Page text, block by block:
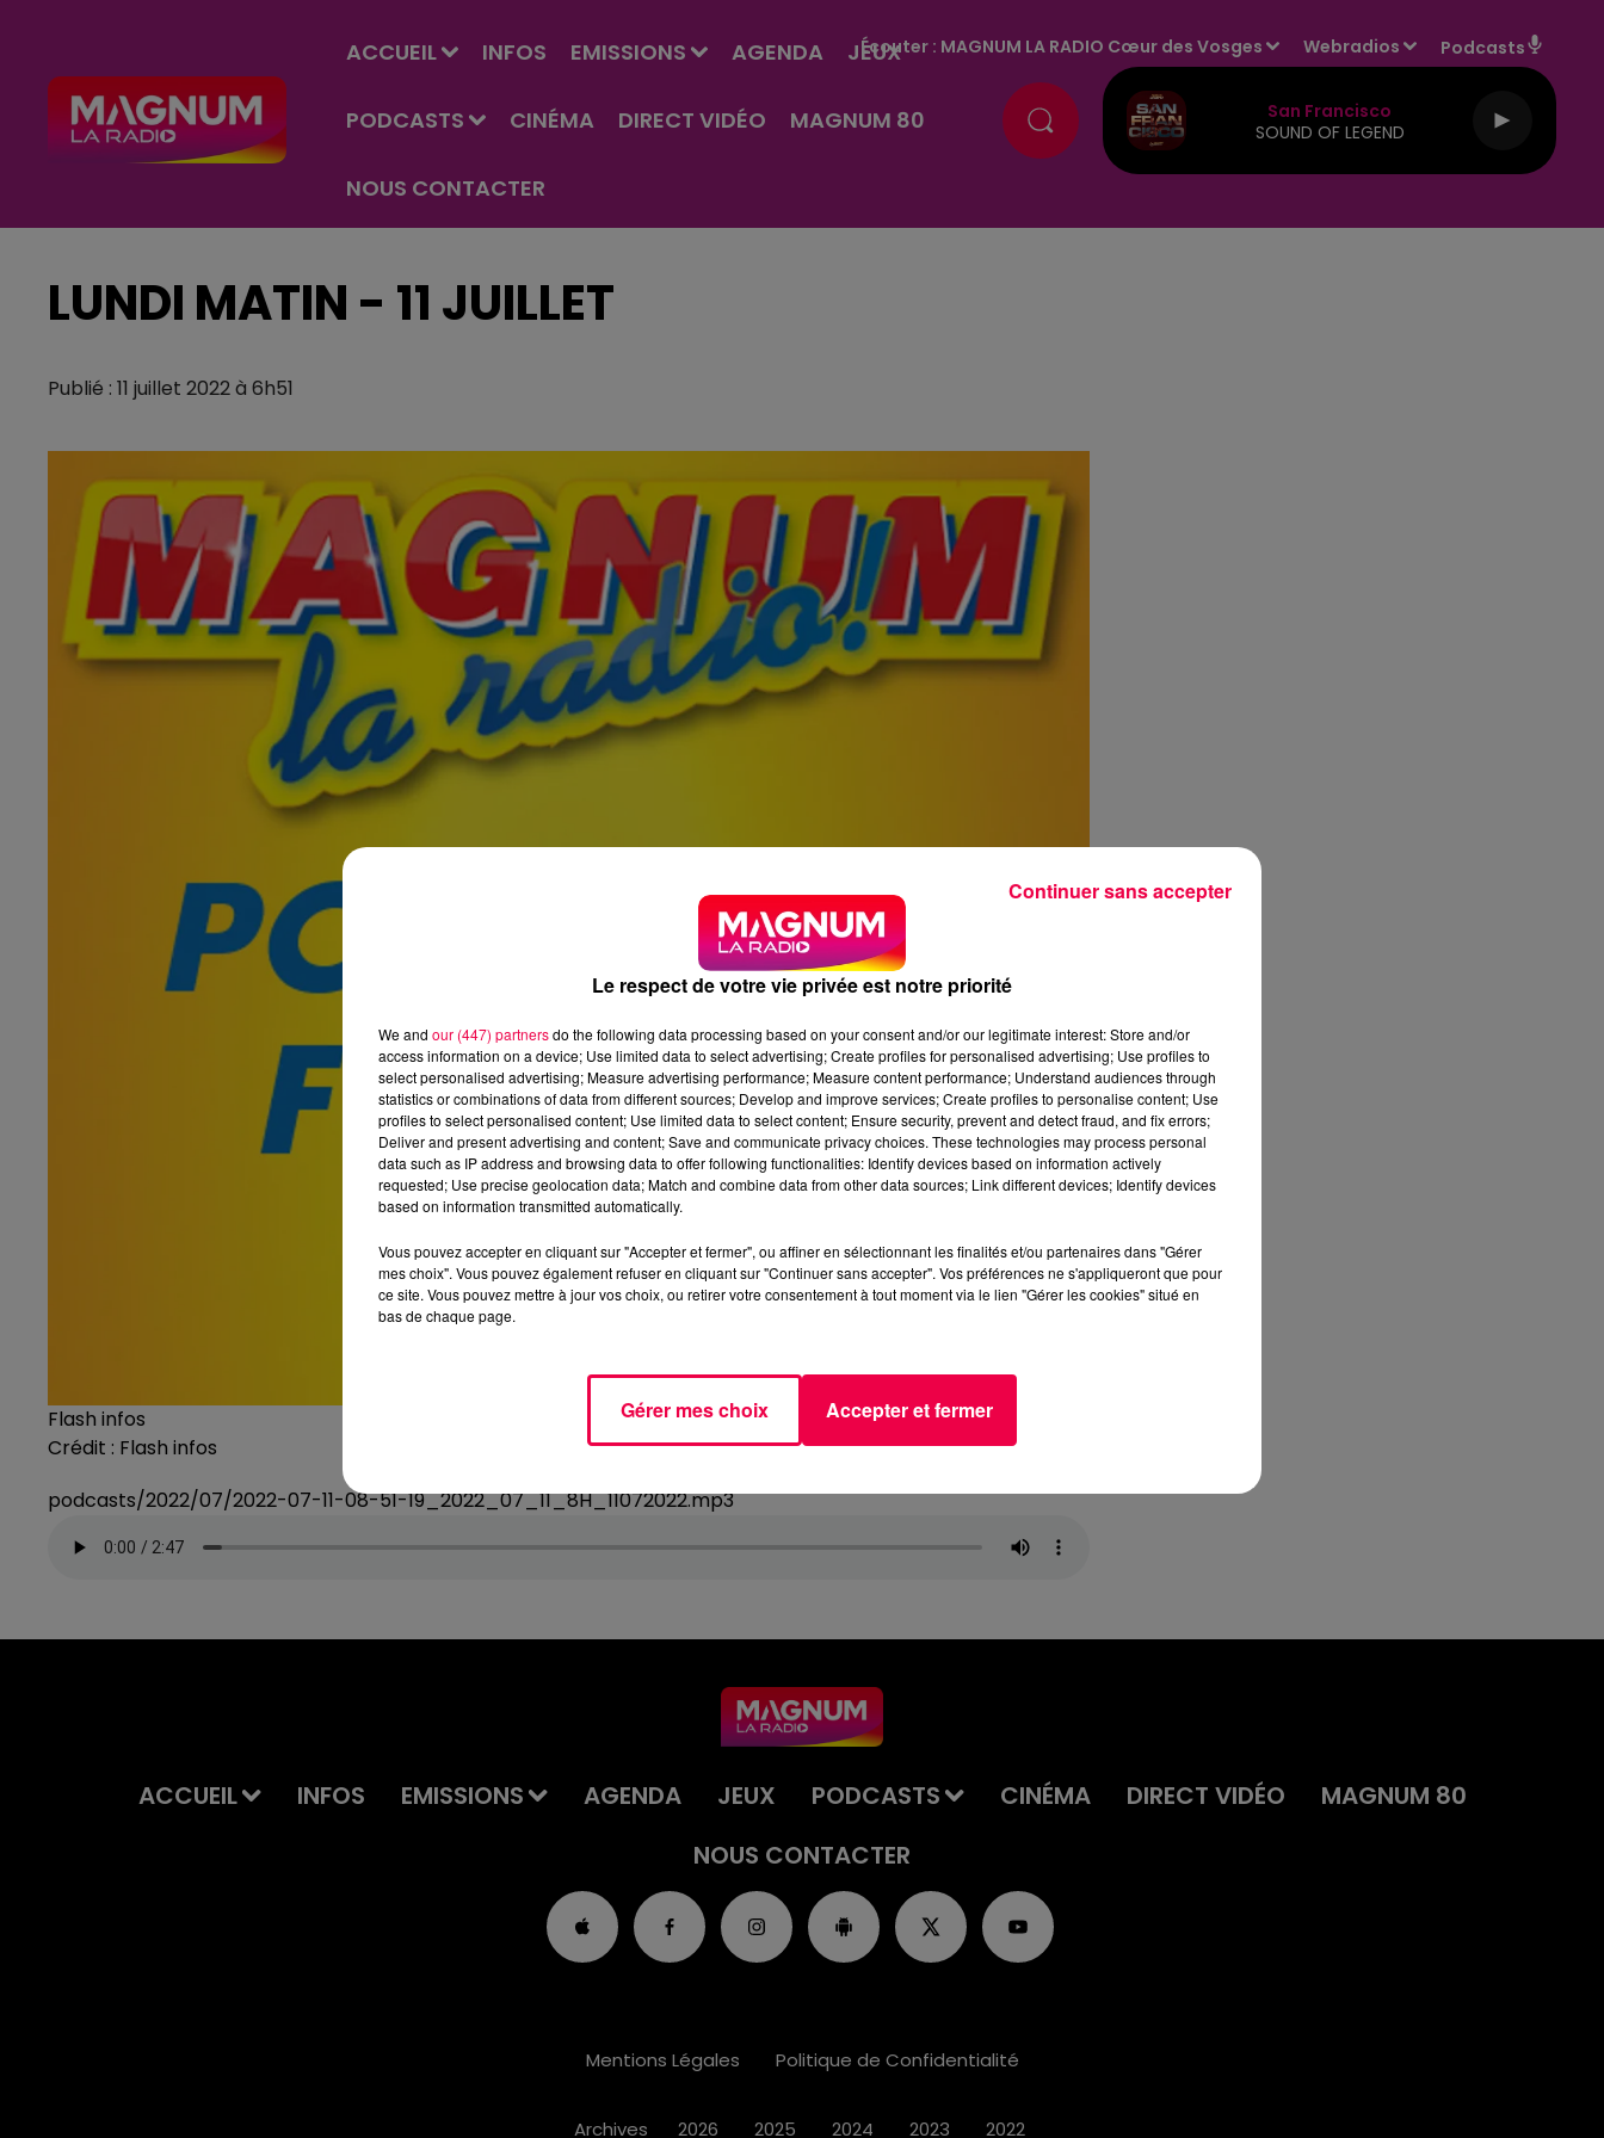
ACCUEIL INFOS EMISSIONS AGENDA JEUX
PODCASTS CINÉMA DIRECT VIDÉO MAGNUM 80
NOUS CONTACTER
Écouter : MAGNUM LA RADIO Cœur des Vosges Webradios Podcasts
San Francisco
SOUND OF LEGEND
LUNDI MATIN - 11 JUILLET
Publié : 11 juillet 2022 à 6h51
Flash infos
Crédit : Flash infos
podcasts/2022/07/2022-07-11-08-51-19_2022_07_11_8H_11072022.mp3
ACCUEIL INFOS EMISSIONS AGENDA JEUX PODCASTS CINÉMA DIRECT VIDÉO
MAGNUM 80
NOUS CONTACTER
Mentions Légales Politique de Confidentialité
Archives 2026 2025 2024 2023 2022
Le respect de votre vie privée est notre priorité
We and our (447) partnersdo the following data processing based on your consent and/or our legitimate interest: Store and/or
access information on a device; Use limited data to select advertising; Create profiles for personalised advertising; Use profiles to
select personalised advertising; Measure advertising performance; Measure content performance; Understand audiences through
statistics or combinations of data from different sources; Develop and improve services; Create profiles to personalise content; Use
profiles to select personalised content; Use limited data to select content; Ensure security, prevent and detect fraud, and fix errors;
Deliver and present advertising and content; Save and communicate privacy choices. These technologies may process personal
data such as IP address and browsing data to offer following functionalities: Identify devices based on information actively
requested; Use precise geolocation data; Match and combine data from other data sources; Link different devices; Identify devices
based on information transmitted automatically.
Vous pouvez accepter en cliquant sur "Accepter et fermer", ou affiner en sélectionnant les finalités et/ou partenaires dans "Gérer
mes choix". Vous pouvez également refuser en cliquant sur "Continuer sans accepter". Vos préférences ne s'appliqueront que pour
ce site. Vous pouvez mettre à jour vos choix, ou retirer votre consentement à tout moment via le lien "Gérer les cookies" situé en
bas de chaque page.
Gérer mes choix Accepter et fermer
Continuer sans accepter